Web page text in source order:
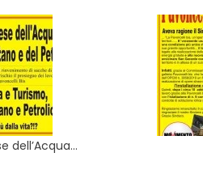
dell’Acqua…